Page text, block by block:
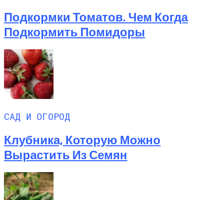
Подкормки Томатов. Чем Когда
Подкормить Помидоры
САД И ОГОРОД
Клубника, Которую Можно
Вырастить Из Семян